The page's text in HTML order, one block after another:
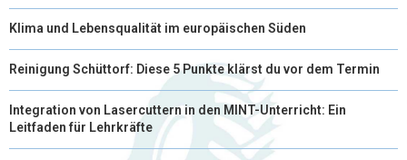
Klima und Lebensqualität im europäischen Süden
Reinigung Schüttorf: Diese 5 Punkte klärst du vor dem Termin
Integration von Lasercuttern in den MINT-Unterricht: Ein
Leitfaden für Lehrkräfte